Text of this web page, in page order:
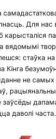
Для нас
карысталіся
вядомымі
стаўка
Кінга
не
заўсёды
даволі часта.